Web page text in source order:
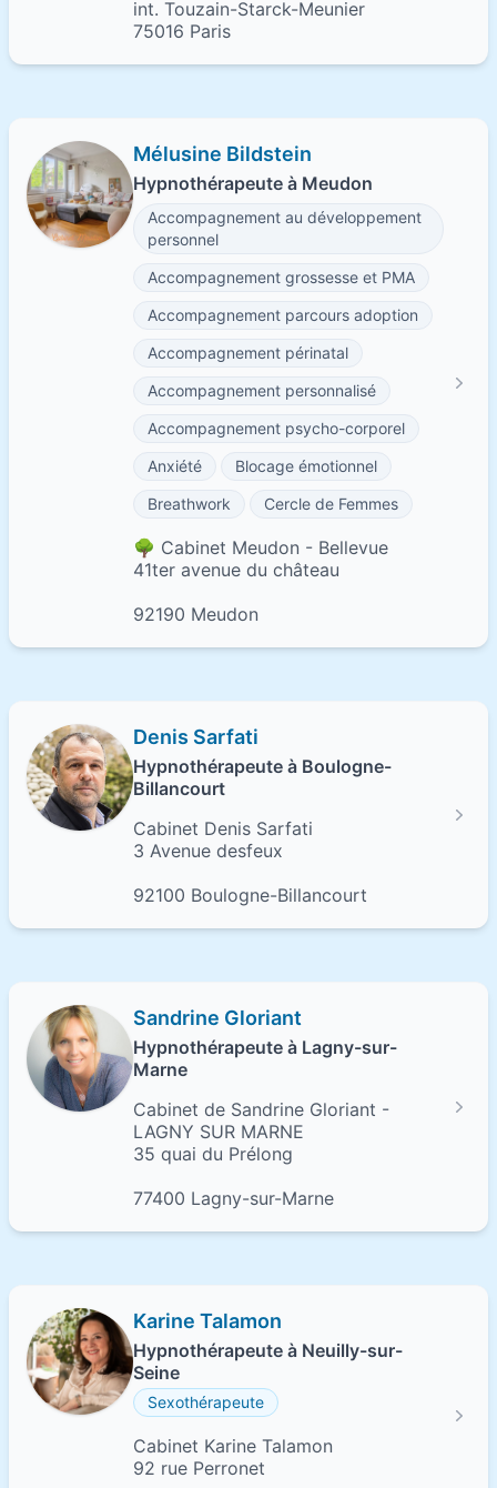
int. Touzain-Starck-Meunier
75016 Paris
Mélusine Bildstein
Hypnothérapeute à Meudon
Accompagnement au développement
personnel
Accompagnement grossesse et PMA
Accompagnement parcours adoption
Accompagnement périnatal
Accompagnement personnalisé
Accompagnement psycho-corporel
Anxiété
Blocage émotionnel
Breathwork
Cercle de Femmes
🌳 Cabinet Meudon - Bellevue
41ter avenue du château
92190 Meudon
Denis Sarfati
Hypnothérapeute à Boulogne-
Billancourt
Cabinet Denis Sarfati
3 Avenue desfeux
92100 Boulogne-Billancourt
Sandrine Gloriant
Hypnothérapeute à Lagny-sur-
Marne
Cabinet de Sandrine Gloriant -
LAGNY SUR MARNE
35 quai du Prélong
77400 Lagny-sur-Marne
Karine Talamon
Hypnothérapeute à Neuilly-sur-
Seine
Sexothérapeute
Cabinet Karine Talamon
92 rue Perronet